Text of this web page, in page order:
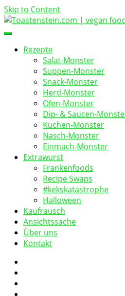
Skip to Content
vegan food blog
Rezepte
Salat-Monster
Suppen-Monster
Snack-Monster
Herd-Monster
Ofen-Monster
Dip- & Saucen-
Kuchen-Monster
Nasch-Monster
Einmach-Monster
Extrawurst
Frankenfoods
Recipe Swaps
#kekskatastrophe
Halloween
Kaufrausch
Ansichtssache
Über uns
Kontakt